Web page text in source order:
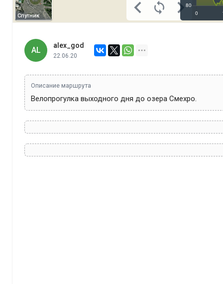
Спутник
AL
alex_god
22.06.20
Описание маршрута
Велопрогулка выходного дня до озера Смехро.